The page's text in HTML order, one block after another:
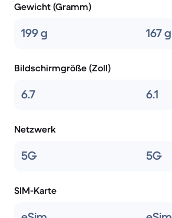
Gewicht (Gramm)
199 g 167 g
Bildschirmgröße (Zoll)
6.7 6.1
Netzwerk
5G 5G
SIM-Karte